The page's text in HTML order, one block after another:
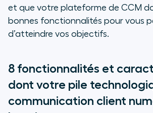
et que votre plateforme de CCM
bonnes fonctionnalités pour vous
d’atteindre vos objectifs.
8 fonctionnalités et
dont votre pile
communication client